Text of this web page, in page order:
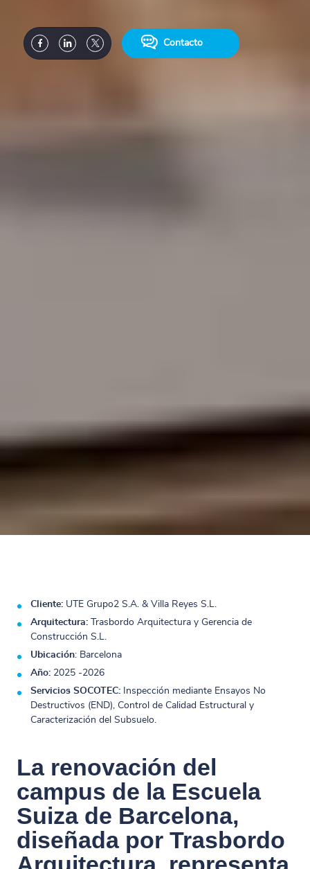
Contacto
Cliente: UTE Grupo2 S.A. & Villa Reyes S.L.
Arquitectura:
Trasbordo Arquitectura y Gerencia de
Construcción S.L.
Ubicación: Barcelona
Año: 2025 -2026
Servicios SOCOTEC: Inspección mediante Ensayos No
Destructivos (END), Control de Calidad Estructural y
Caracterización del Subsuelo.
La renovación del
campus de la Escuela
Suiza de Barcelona,
diseñada por Trasbordo